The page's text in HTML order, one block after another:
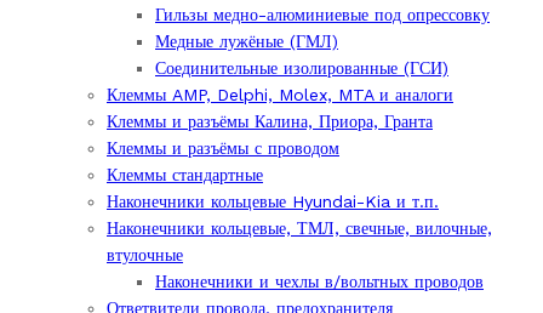
Connector)
Гильзы медно-алюминиевые под опрессовку
Медные лужёные (ГМЛ)
Соединительные изолированные (ГСИ)
Клеммы AMP, Delphi, Molex, MTA и аналоги
Клеммы и разъёмы Калина, Приора, Гранта
Клеммы и разъёмы с проводом
Клеммы стандартные
Наконечники кольцевые Hyundai-Kia и т.п.
Наконечники кольцевые, ТМЛ, свечные, вилочные,
втулочные
Наконечники и чехлы в/вольтных проводов
Ответвители провода, предохранителя